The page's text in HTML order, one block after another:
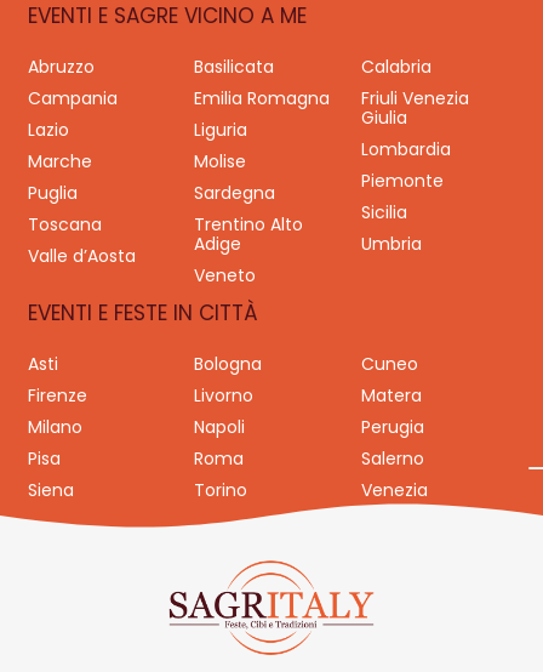
EVENTI E SAGRE VICINO A ME
Abruzzo Basilicata
Calabria
Campania
Emilia Romagna
Friuli Venezia
Giulia
Lazio
Liguria
Lombardia
Marche
Molise
Piemonte
Puglia
Sardegna
Sicilia
Toscana
Trentino Alto
Adige
Umbria
Valle d’Aosta
Veneto
EVENTI E FESTE IN CITTÀ
Asti Bologna
Cuneo
Firenze
Livorno
Matera
Milano
Napoli
Perugia
Pisa
Roma
Salerno
Siena
Torino Venezia